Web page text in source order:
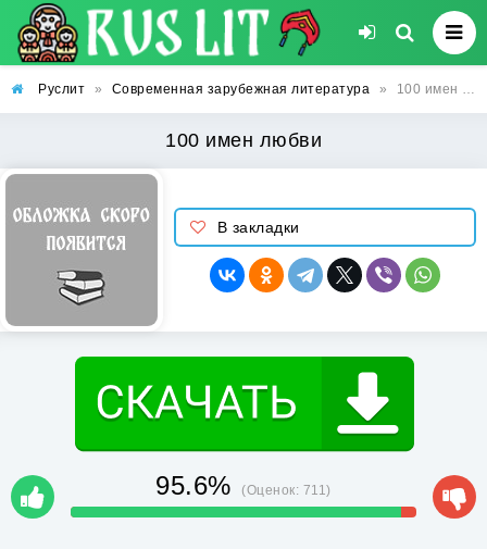
Руслит » Современная зарубежная литература » 100 имен любви
100 имен любви
В закладки
95.6% (Оценок: 711)